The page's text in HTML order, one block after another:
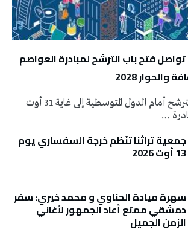
31 أوت: تواصل فتح باب الترشح لمبادرة العواصم
2028
يتواصل فتح باب الترشح أمام الدول المتوسطية إلى غاية 31 أوت
…
جمعية تراثنا تنَظم خرجة السفساري يوم
13 أوت 2026
سهرة ميادة الحناوي و محمد خيري: سفر
دمشقي ممتع أعاد الجمهور لأغاني
الزمن الجميل